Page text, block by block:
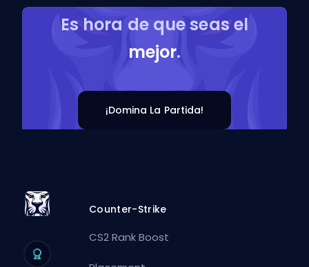
Es hora de que seas el
mejor.
¡Domina La Partida!
Counter-Strike
CS2 Rank Boost